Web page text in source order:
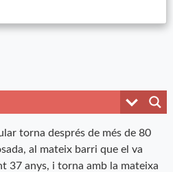
torna després de més de 80
al mateix barri que el va
37 anys, i torna amb la mateixa